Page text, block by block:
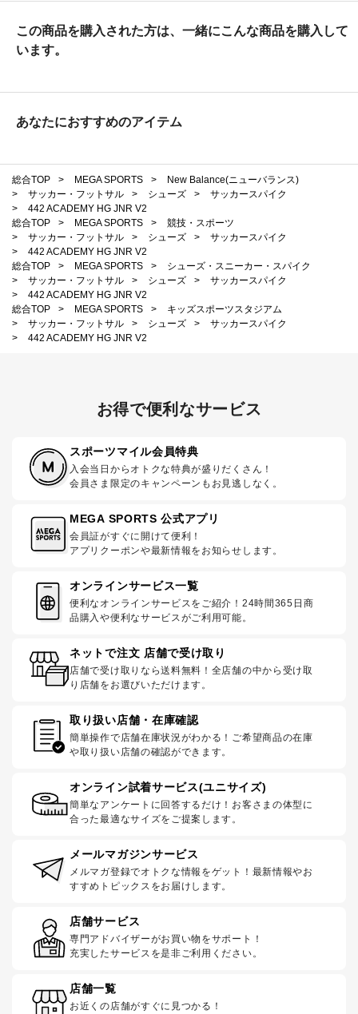
この商品を購入された方は、一緒にこんな商品を購入して
います。
あなたにおすすめのアイテム
総合TOP > MEGA SPORTS >
New Balance(ニューバランス)
>
サッカー・フットサル > シューズ >
サッカースパイク
>
442 ACADEMY HG JNR V2
総合TOP
> MEGA SPORTS >
競技・スポーツ
>
サッカー・フットサル > シューズ >
サッカースパイク
>
442 ACADEMY HG JNR V2
総合TOP
> MEGA SPORTS >
シューズ・スニーカー・スパイク
>
サッカー・フットサル > シューズ >
サッカースパイク
>
442 ACADEMY HG JNR V2
総合TOP
> MEGA SPORTS >
キッズスポーツスタジアム
>
サッカー・フットサル > シューズ >
サッカースパイク
>
442 ACADEMY HG JNR V2
お得で便利なサービス
スポーツマイル会員特典
入会当日からオトクな特典が盛りだくさん！
会員さま限定のキャンペーンもお見逃しなく。
MEGA SPORTS 公式アプリ
会員証がすぐに開けて便利！
アプリクーポンや最新情報をお知らせします。
オンラインサービス一覧
便利なオンラインサービスをご紹介！24時間365日商
品購入や便利なサービスがご利用可能。
ネットで注文 店舗で受け取り
店舗で受け取りなら送料無料！全店舗の中から受け取
り店舗をお選びいただけます。
取り扱い店舗・在庫確認
簡単操作で店舗在庫状況がわかる！ご希望商品の在庫
や取り扱い店舗の確認ができます。
オンライン試着サービス(ユニサイズ)
簡単なアンケートに回答するだけ！お客さまの体型に
合った最適なサイズをご提案します。
メールマガジンサービス
メルマガ登録でオトクな情報をゲット！最新情報やお
すすめトピックスをお届けします。
店舗サービス
専門アドバイザーがお買い物をサポート！
充実したサービスを是非ご利用ください。
店舗一覧
お近くの店舗がすぐに見つかる！